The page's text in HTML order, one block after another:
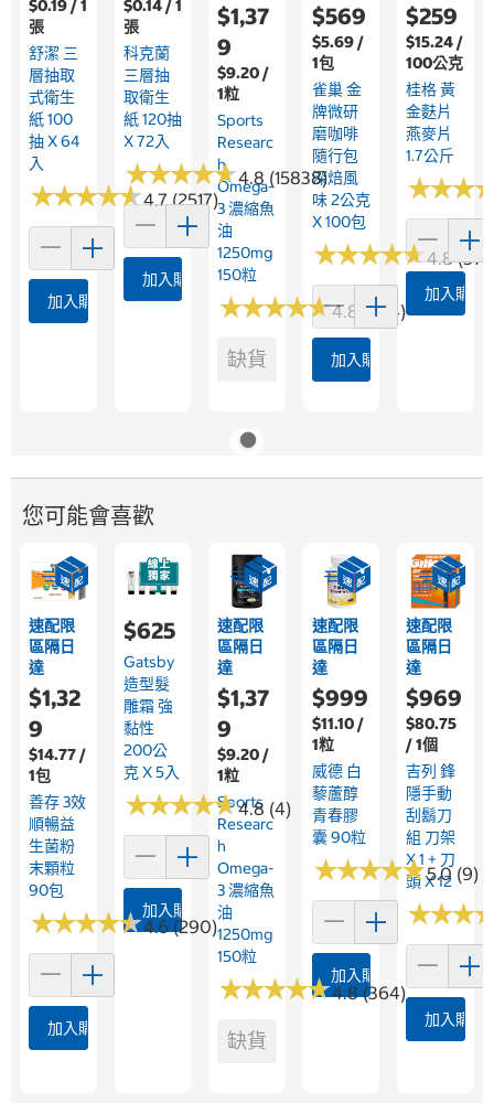
$0.19 / 1
張
舒潔 三
層抽取
式衛生
紙 100
抽 X 64
入
★★★★★
★★★★★4.7 (2517)
加入購物車
$0.14 / 1
張
科克蘭
三層抽
取衛生
紙 120抽
X 72入
★★★★★
★★★★★4.8 (15838)
加入購物車
$1,37
9
$9.20 /
1粒
Sports
Researc
H
Omega-
3 濃縮魚
油
1250mg
150粒
★★★★★
★★★★★4.8 (364)
缺貨
$569
$5.69 /
1包
雀巢 金
牌微研
磨咖啡
隨行包
深焙風
味 2公克
X 100包
★★★★★
★★★★★4.8
加入購物車
$259
$15.24 /
100公克
桂格 黃
金麩片
燕麥片
1.7公斤
★★★
★★★
加入購物
您可能會喜歡
速配限
區隔日
達
$1,32
9
$14.77 /
1包
善存 3效
順暢益
生菌粉
末顆粒
90包
★★★★★
★★★★★4.6 (290)
加入購物車
$625
Gatsby
造型髮
雕霜 強
黏性
200公
克 X 5入
★★★★★
★★★★★4.8 (4)
加入購物車
速配限
區隔日
達
$1,37
9
$9.20 /
1粒
Sports
Researc
H
Omega-
3 濃縮魚
油
1250mg
150粒
★★★★★
★★★★★4.8 (364)
缺貨
速配限
區隔日
達
$999
$11.10 /
1粒
威德 白
藜蘆醇
青春膠
囊 90粒
★★★★★
★★★★★5.0 (9)
加入購物車
速配限
區隔日
達
$969
$80.75
/ 1個
吉列 鋒
隱手動
刮鬍刀
組 刀架
X 1 + 刀
頭 X 12
★★★
★★★
加入購物